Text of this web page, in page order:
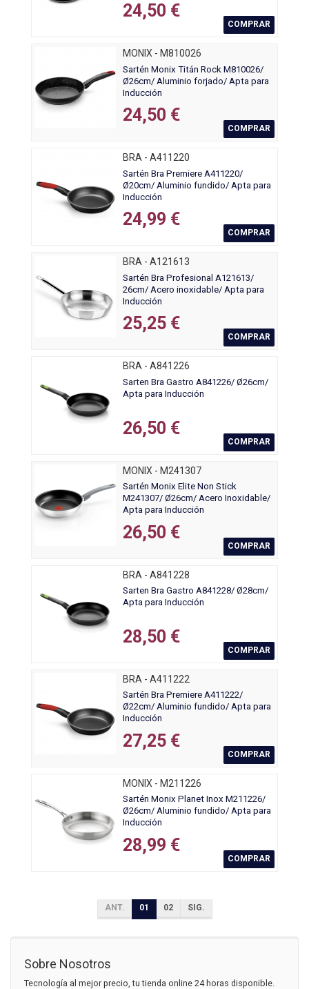
24,50 €
COMPRAR
MONIX - M810026
Sartén Monix Titán Rock M810026/
Ø26cm/ Aluminio forjado/ Apta para
Inducción
24,50 €
COMPRAR
BRA - A411220
Sartén Bra Premiere A411220/
Ø20cm/ Aluminio fundido/ Apta para
Inducción
24,99 €
COMPRAR
BRA - A121613
Sartén Bra Profesional A121613/
26cm/ Acero inoxidable/ Apta para
Inducción
25,25 €
COMPRAR
BRA - A841226
Sarten Bra Gastro A841226/ Ø26cm/
Apta para Inducción
26,50 €
COMPRAR
MONIX - M241307
Sartén Monix Elite Non Stick
M241307/ Ø26cm/ Acero Inoxidable/
Apta para Inducción
26,50 €
COMPRAR
BRA - A841228
Sarten Bra Gastro A841228/ Ø28cm/
Apta para Inducción
28,50 €
COMPRAR
BRA - A411222
Sartén Bra Premiere A411222/
Ø22cm/ Aluminio fundido/ Apta para
Inducción
27,25 €
COMPRAR
MONIX - M211226
Sartén Monix Planet Inox M211226/
Ø26cm/ Aluminio fundido/ Apta para
Inducción
28,99 €
COMPRAR
ANT. 01 02 SIG.
Sobre Nosotros
Tecnología al mejor precio, tu tienda online 24 horas disponible.